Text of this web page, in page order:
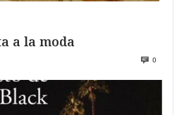
a la moda
0